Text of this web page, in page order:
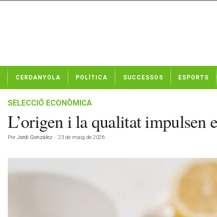
t
CERDANYOLA POLÍTICA SUCCESSOS ESPORTS
SELECCIÓ ECONÒMICA
L’origen i la qualitat impulsen
Por Jordi González - 23 de maig de 2026